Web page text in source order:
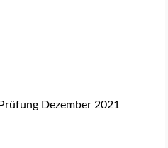
Dezember 2021